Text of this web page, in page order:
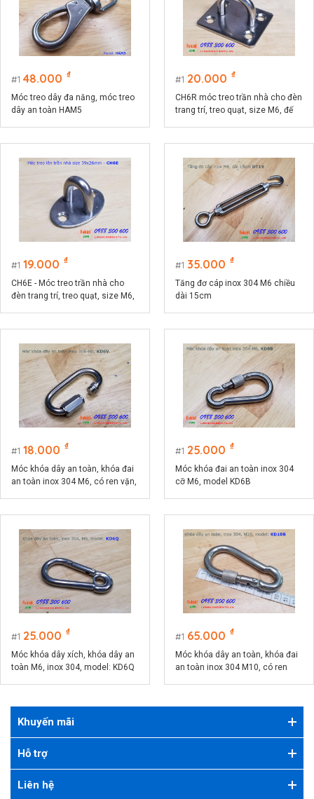
1 48.000 ₫
Móc treo dây đa năng, móc treo
dây an toàn HAM5
1 20.000 ₫
CH6R móc treo trần nhà cho đèn
trang trí, treo quạt, size M6, đế
1 19.000 ₫
CH6E - Móc treo trần nhà cho
đèn trang trí, treo quạt, size M6,
1 35.000 ₫
Tăng đơ cáp inox 304 M6 chiều
dài 15cm
1 18.000 ₫
Móc khóa dây an toàn, khóa đai
an toàn inox 304 M6, có ren vặn,
1 25.000 ₫
Móc khóa đai an toàn inox 304
cỡ M6, model KD6B
1 25.000 ₫
Móc khóa dây xích, khóa dây an
toàn M6, inox 304, model: KD6Q
1 65.000 ₫
Móc khóa dây an toàn, khóa đai
an toàn inox 304 M10, có ren
Khuyến mãi
Hỗ trợ
Liên hệ